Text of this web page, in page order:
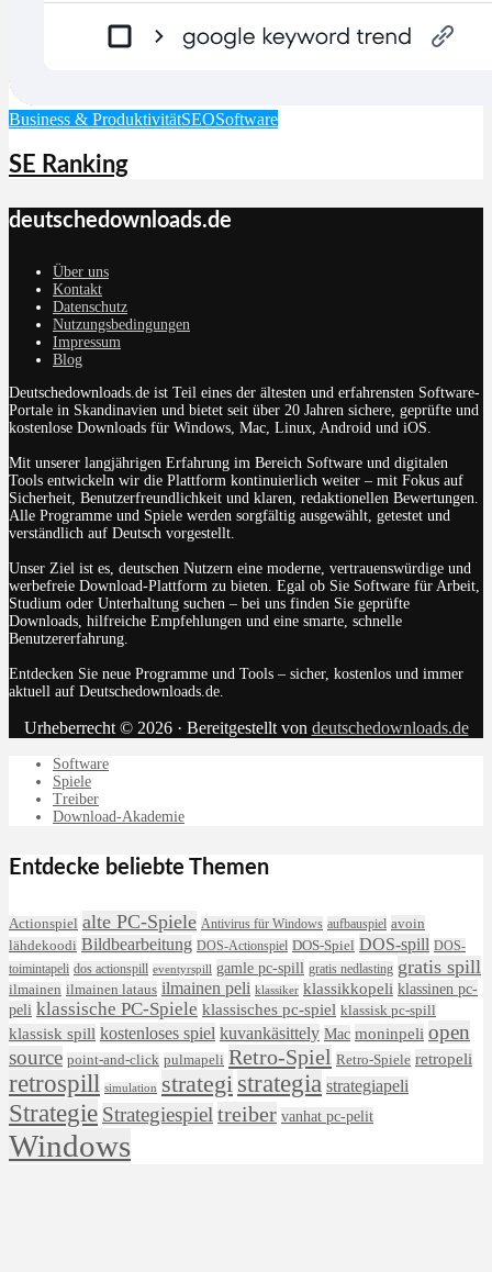
Business & ProduktivitätSEOSoftware
SE Ranking
deutschedownloads.de
Über uns
Kontakt
Datenschutz
Nutzungsbedingungen
Impressum
Blog
Deutschedownloads.de ist Teil eines der ältesten und erfahrensten Software-
Portale in Skandinavien und bietet seit über 20 Jahren sichere, geprüfte und
kostenlose Downloads für Windows, Mac, Linux, Android und iOS.
Mit unserer langjährigen Erfahrung im Bereich Software und digitalen
Tools entwickeln wir die Plattform kontinuierlich weiter – mit Fokus auf
Sicherheit, Benutzerfreundlichkeit und klaren, redaktionellen Bewertungen.
Alle Programme und Spiele werden sorgfältig ausgewählt, getestet und
verständlich auf Deutsch vorgestellt.
Unser Ziel ist es, deutschen Nutzern eine moderne, vertrauenswürdige und
werbefreie Download-Plattform zu bieten. Egal ob Sie Software für Arbeit,
Studium oder Unterhaltung suchen – bei uns finden Sie geprüfte
Downloads, hilfreiche Empfehlungen und eine smarte, schnelle
Benutzererfahrung.
Entdecken Sie neue Programme und Tools – sicher, kostenlos und immer
aktuell auf Deutschedownloads.de.
Urheberrecht © 2026 · Bereitgestellt von deutschedownloads.de
Software
Spiele
Treiber
Download-Akademie
Entdecke beliebte Themen
Actionspiel alte PC-Spiele Antivirus für Windows aufbauspiel avoin
lähdekoodi Bildbearbeitung DOS-Actionspiel DOS-Spiel DOS-spill DOS-
toimintapeli dos actionspill eventyrspill gamle pc-spill gratis nedlasting gratis spill
ilmainen ilmainen lataus ilmainen peli klassiker klassikkopeli klassinen pc-
peli klassische PC-Spiele klassisches pc-spiel klassisk pc-spill
klassisk spill kostenloses spiel kuvankäsittely Mac moninpeli open
source point-and-click pulmapeli Retro-Spiel Retro-Spiele retropeli
retrospill simulation strategi strategia strategiapeli
Strategie Strategiespiel treiber vanhat pc-pelit
Windows